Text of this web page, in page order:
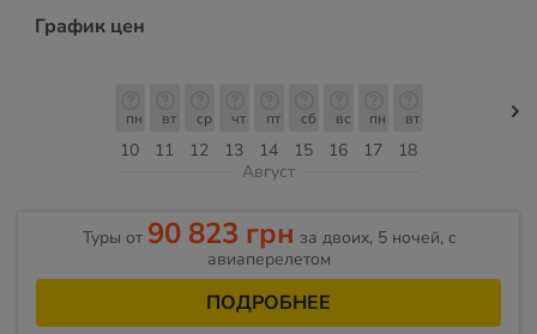
График цен
10
пн
11
вт
12
ср
13
чт
14
пт
15
сб
16
вс
17
пн
18
вт
Август
Туры от 90 823 грн за двоих, 5 ночей, c
авиаперелетом
ПОДРОБНЕЕ